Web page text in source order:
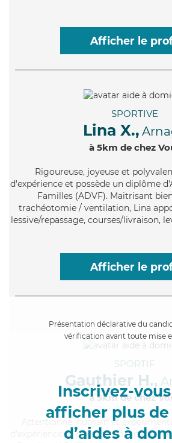
Afficher le
SPORTIVE
Lina X.,
à 5km de chez
Rigoureuse, joyeuse et
d'expérience et possède un diplôme
Familles (ADVF). Maitrisant
trachéotomie / ventilation, Lina
lessive/repassage, courses/livraison,
Afficher le
Présentation déclarative du
vérification avant toute mise
Inscrivez-
afficher plus
d’aides à
SPORTIF
Gauthier H.,
à 5km de chez
, humain et
d'expérience et possède un diplôme